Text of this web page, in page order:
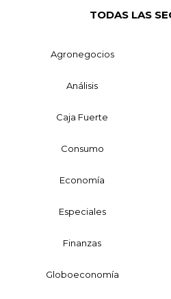
TODAS LAS
Agronegocios
Análisis
Caja Fuerte
Consumo
Economía
Especiales
Finanzas
Globoeconomía